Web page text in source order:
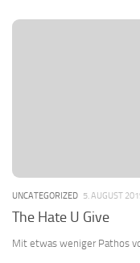
UNCATEGORIZED 5. AUGUST
The Hate U Give
Mit etwas weniger Pathos